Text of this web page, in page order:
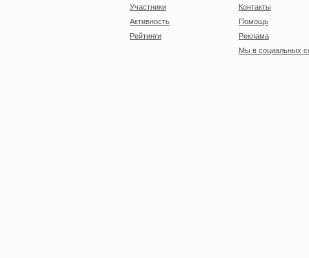
Участники
Активность
Рейтинги
Контакты
Помощь
Реклама
Мы в социальных